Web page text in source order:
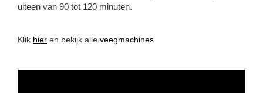
uiteen van 90 tot 120 minuten.
Klik hier en bekijk alle veegmachines